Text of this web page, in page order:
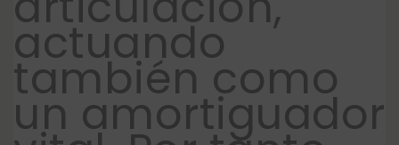
actuando
también como
un amortiguador